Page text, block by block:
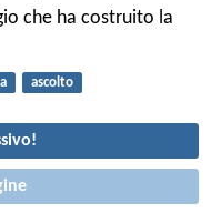
che ha costruito la
ascolto